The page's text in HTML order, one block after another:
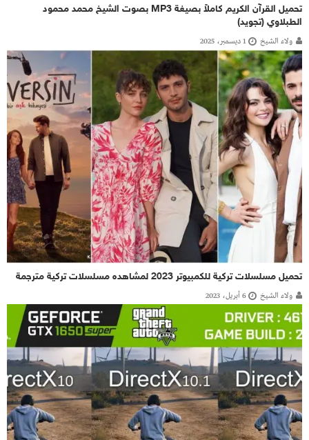
تحميل القرآن الكريم كاملاً بصيغة MP3 بصوت الشيخ محمد محمود
الطبلاوي (تجويد)
ولاء الشيخ 1 ديسمبر، 2025
تحميل مسلسلات تركية للكمبيوتر 2023 لمشاهده مسلسلات تركية مترجمة
ولاء الشيخ 6 أبريل، 2023